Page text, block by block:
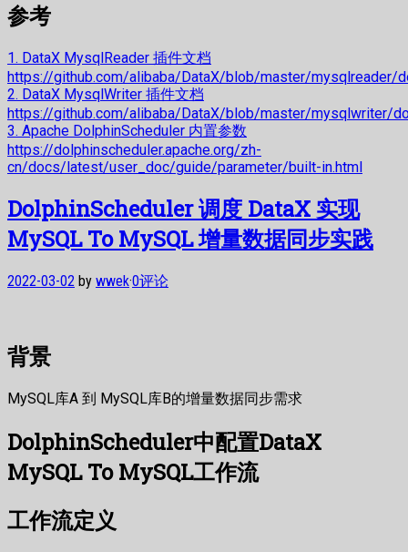
参考
1. DataX MysqlReader 插件文档
https://github.com/alibaba/DataX/blob/master/mysqlreader/
2. DataX MysqlWriter 插件文档
https://github.com/alibaba/DataX/blob/master/mysqlwriter/
3. Apache DolphinScheduler 内置参数
https://dolphinscheduler.apache.org/zh-
cn/docs/latest/user_doc/guide/parameter/built-in.html
DolphinScheduler 调度 DataX 实现
MySQL To MySQL 增量数据同步实践
2022-03-02 by wwek·0评论
背景
MySQL库A 到 MySQL库B的增量数据同步需求
DolphinScheduler中配置DataX
MySQL To MySQL工作流
工作流定义